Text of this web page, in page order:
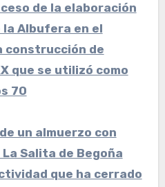
de la elaboración
Albufera en el
construcción de
que se utilizó como
70
un almuerzo con
Salita de Begoña
que ha cerrado